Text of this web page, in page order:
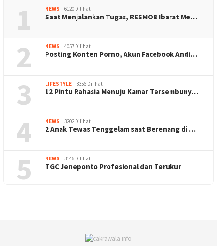
1 NEWS 6120 Dilihat
Saat Menjalankan Tugas, RESMOB Ibarat Me…
2 NEWS 4057 Dilihat
Posting Konten Porno, Akun Facebook Andi…
3 LIFESTYLE 3356 Dilihat
12 Pintu Rahasia Menuju Kamar Tersembuny…
4 NEWS 3202 Dilihat
2 Anak Tewas Tenggelam saat Berenang di …
5 NEWS 3146 Dilihat
TGC Jeneponto Profesional dan Terukur